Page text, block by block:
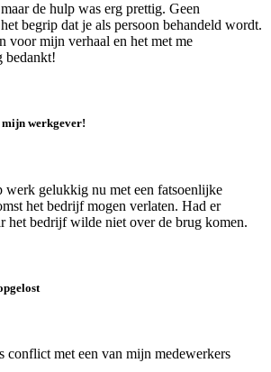
de hulp was erg prettig. Geen
begrip dat je als persoon behandeld wordt.
voor mijn verhaal en het met me
bedankt!
mijn werkgever!
werk gelukkig nu met een fatsoenlijke
het bedrijf mogen verlaten. Had er
het bedrijf wilde niet over de brug komen.
conflict met een van mijn medewerkers